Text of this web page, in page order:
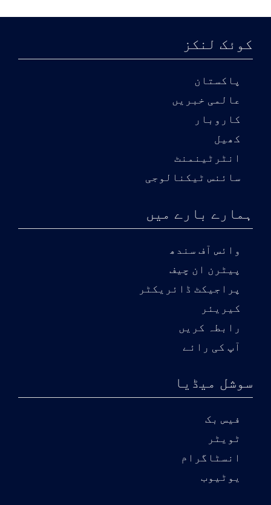
کوئک لنکز
پاکستان
عالمی خبریں
کاروبار
کھیل
انٹرٹینمنٹ
سائنس ٹیکنالوجی
ہمارے بارے میں
وائس آف سندھ
پیٹرن ان چیف
پراجیکٹ ڈائریکٹر
کیریئر
رابطہ کریں
آپ کی رائے
سوشل میڈیا
فیس بک
ٹویٹر
انسٹاگرام
یوٹیوب